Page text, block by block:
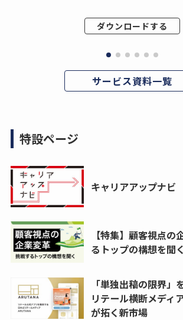
ダウンロードする
サービス資料一覧
特設ページ
キャリアアップナビ
【特集】顧客視点
るトップの構想を聞く
「単独出稿の限界」
リテール横断メディ
が拓く新市場